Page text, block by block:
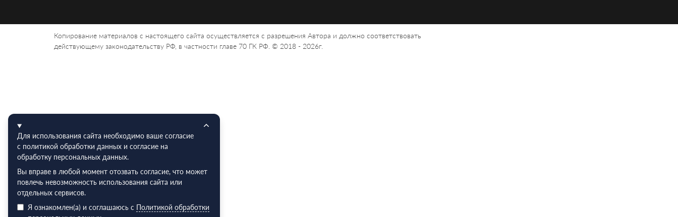
Копирование материалов с настоящего сайта осуществляется с разрешения Автора и должно соответствовать
действующему законодательству РФ, в частности главе 70 ГК РФ. © 2018 - 2026г.
Для использования сайта необходимо ваше согласие
с политикой обработки данных и согласие на
обработку персональных данных.
Вы вправе в любой момент отозвать согласие, что может
повлечь невозможность использования сайта или
отдельных сервисов.
Я ознакомлен(а) и соглашаюсь с Политикой обработки